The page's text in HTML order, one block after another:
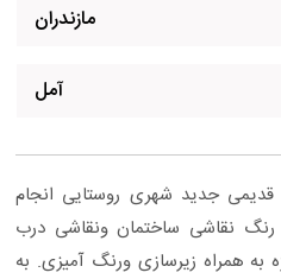
مازندران
آمل
جدید شهری روستایی انجام
نقاشی ساختمان ونقاشی درب
به همراه زیرسازی ورنگ آمیزی. به